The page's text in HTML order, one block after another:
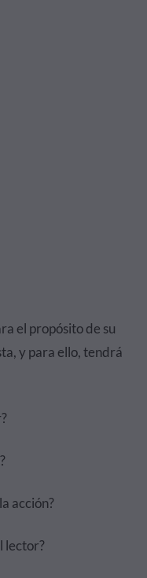
el propósito de su
y para ello, tendrá
acción?
lector?